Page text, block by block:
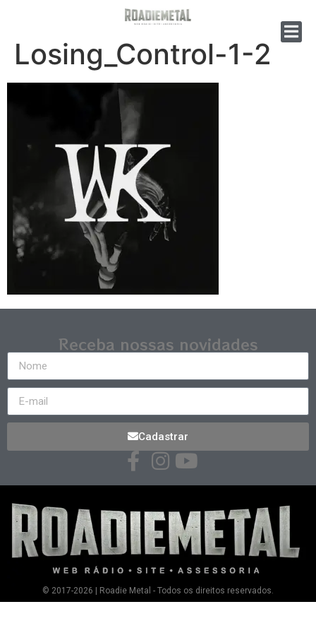
Losing_Control-1-2
Receba nossas novidades
Cadastrar
© 2017-2026 | Roadie Metal - Todos os direitos reservados.